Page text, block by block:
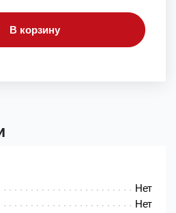
В корзину
Нет
Нет